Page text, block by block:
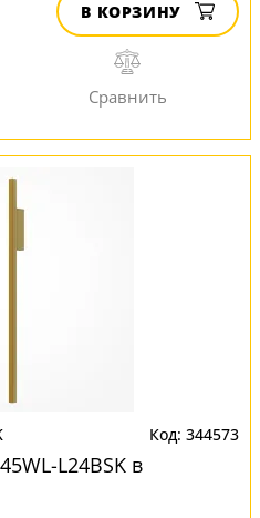
В КОРЗИНУ
344573
L24BSK в